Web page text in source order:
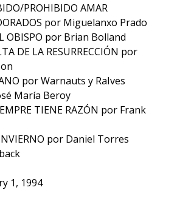
PROHIBIDO AMAR
por Miguelanxo Prado
OBISPO por Brian Bolland
DE LA RESURRECCIÓN por
por Warnauts y RaIves
María Beroy
TIENE RAZÓN por Frank
INVIERNO por Daniel Torres
1, 1994